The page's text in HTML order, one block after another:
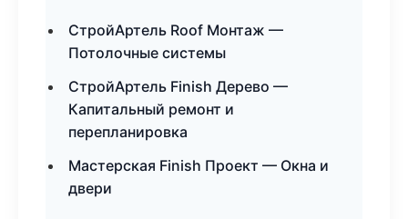
СтройАртель Roof Монтаж —
Потолочные системы
СтройАртель Finish Дерево —
Капитальный ремонт и
перепланировка
Мастерская Finish Проект — Окна и
двери